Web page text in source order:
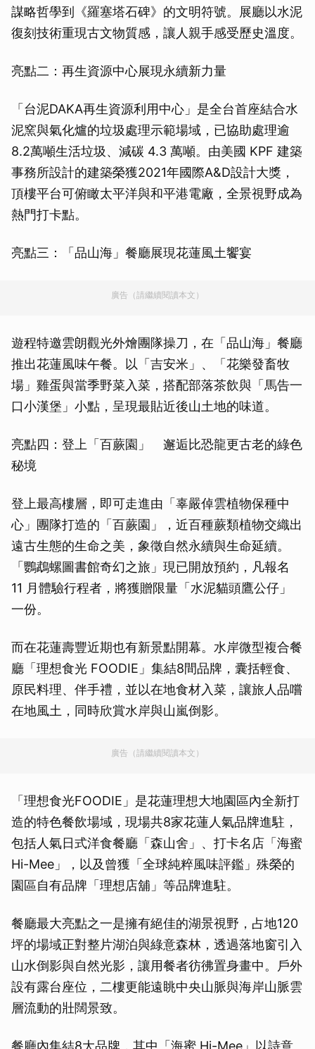
謀略哲學到《羅塞塔石碑》的文明符號。展廳以水泥
復刻技術重現古文物質感，讓人親手感受歷史溫度。
亮點二：再生資源中心展現永續新力量
「台泥DAKA再生資源利用中心」是全台首座結合水
泥窯與氣化爐的垃圾處理示範場域，已協助處理逾
8.2萬噸生活垃圾、減碳 4.3 萬噸。由美國 KPF 建築
事務所設計的建築榮獲2021年國際A&D設計大獎，
頂樓平台可俯瞰太平洋與和平港電廠，全景視野成為
熱門打卡點。
亮點三：「品山海」餐廳展現花蓮風土饗宴
廣告（請繼續閱讀本文）
遊程特邀雲朗觀光外燴團隊操刀，在「品山海」餐廳
推出花蓮風味午餐。以「吉安米」、「花樂發畜牧
場」雞蛋與當季野菜入菜，搭配部落茶飲與「馬告一
口小漢堡」小點，呈現最貼近後山土地的味道。
亮點四：登上「百蕨園」 邂逅比恐龍更古老的綠色
秘境
登上最高樓層，即可走進由「辜嚴倬雲植物保種中
心」團隊打造的「百蕨園」，近百種蕨類植物交織出
遠古生態的生命之美，象徵自然永續與生命延續。
「鸚鵡螺圖書館奇幻之旅」現已開放預約，凡報名
11 月體驗行程者，將獲贈限量「水泥貓頭鷹公仔」
一份。
而在花蓮壽豐近期也有新景點開幕。水岸微型複合餐
廳「理想食光 FOODIE」集結8間品牌，囊括輕食、
原民料理、伴手禮，並以在地食材入菜，讓旅人品嚐
在地風土，同時欣賞水岸與山嵐倒影。
廣告（請繼續閱讀本文）
「理想食光FOODIE」是花蓮理想大地園區內全新打
造的特色餐飲場域，現場共8家花蓮人氣品牌進駐，
包括人氣日式洋食餐廳「森山舍」、打卡名店「海蜜
Hi-Mee」，以及曾獲「全球純粹風味評鑑」殊榮的
園區自有品牌「理想店舖」等品牌進駐。
餐廳最大亮點之一是擁有絕佳的湖景視野，占地120
坪的場域正對整片湖泊與綠意森林，透過落地窗引入
山水倒影與自然光影，讓用餐者彷彿置身畫中。戶外
設有露台座位，二樓更能遠眺中央山脈與海岸山脈雲
層流動的壯闊景致。
餐廳內集結8大品牌，其中「海蜜 Hi-Mee」以詩意